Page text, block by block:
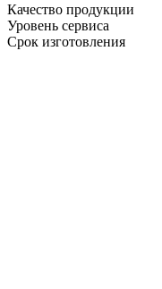
Качество продукции
Уровень сервиса
Срок изготовления